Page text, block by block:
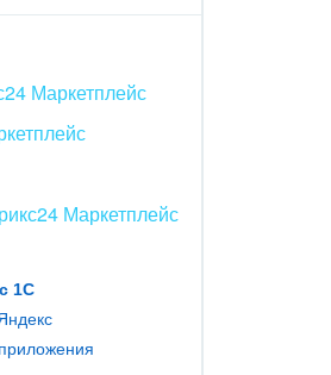
Маркетплейс
Маркетплейс
1С